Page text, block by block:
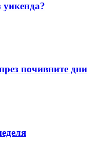
уикенда?
почивните дни